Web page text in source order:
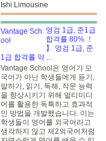
Ishi Limousine
영검 1급, 준1급
합격률 80% ！
】 영검 1급, 준
1급 합격률 약 ...
Vantage School은 영어가 모
국어가 아닌 학생들에게 듣기,
말하기, 읽기, 독해, 작문 능력
을 향상시키기 위해 멀티미디
어를 활용한 독특하고 효과적
인 방법을 개발했습니다. 이는
학생들이 영어를 외국어라고
생각하지 않고 제2외국어처럼